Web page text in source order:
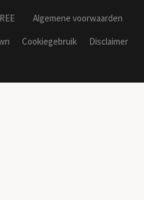
Algemene voorwaarden
Cookiegebruik
Disclaimer